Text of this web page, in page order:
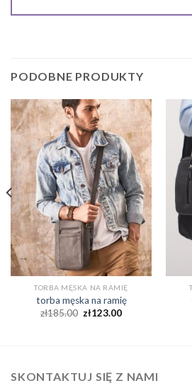
PODOBNE PRODUKTY
TORBA MĘSKA NA RAMIĘ
torba męska na ramię
zł185.00 zł123.00
SKONTAKTUJ SIĘ Z NAMI